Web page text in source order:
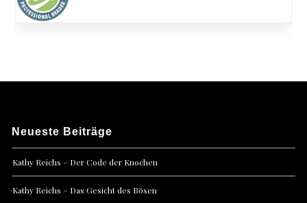
Neueste Beiträge
Kathy Reichs – Der Code der Knochen
Kathy Reichs – Das Gesicht des Bösen